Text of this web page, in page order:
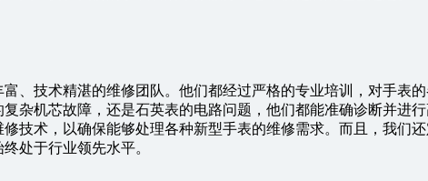
、技术精湛的维修团队。他们都经过严格的专业培训，对手表
杂机芯故障，还是石英表的电路问题，他们都能准确诊断并进
修技术，以确保能够处理各种新型手表的维修需求。而且，我们
处于行业领先水平。